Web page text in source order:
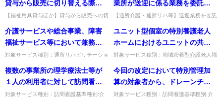
か。また、このような場合、運
営規程においてはどのように規
定すればよいか。
（介護予防）認知症対応型通所
介護を行うユニット型指定地域
密着型介護老人福祉施設に複数
のユニットがある場合、利用者
をいずれのユニットで受け入れ
てもよいのか。
貸与から販売に切り替える際、
既に当該福祉用具の販売が終了
していて新品の入手が困難な場
合、同等品の新品を販売するこ
【福祉用具貸与ほか】貸与から販売への切
同等品の新品販売で代えられるか。利用者
に説明し同意を得れば可能。...
業所が送迎に係る業務を委託し
た事業者により送迎が行われた
場合、送迎減算は適用されるの
か。また、複数の事業所で第三
者に共同で送迎を委託する場
合、各事業所の利用者を同乗さ
せることは可能か。
【通所介護・通所リハ等】送迎業務を委託
用されるか、共同委託時の同乗は可能か。
委託送迎なら適用されず、条...
介護サービスや総合事業、障害
福祉サービス等において兼務し
ている場合、配分ルールにおけ
る年収はどのように計算するの
対象サービス種別：通所リハビリテーショ
応型通所介護,短期入所生活介護,短期入所
療養介護,訪問介護,...
ユニット型個室の特別養護老人
ホームにおけるユニットの共同
生活室間の壁を可動式のものに
することについてどう考える
対象サービス種別：地域密着型介護老人福
同生活室間の壁」質問ユニット型個室の特
別養護老人ホームにおけるユ...
複数の事業所の理学療法士等が
１人の利用者に対して訪問看護
を1 日に合計して３回以上行った
対象サービス種別：訪問看護基準種別:介
今回の改定において特別管理加
算の対象者から、ドレーンチュ
ーブを使用している状態が削除
対象サービス種別：訪問看護基準種別:介